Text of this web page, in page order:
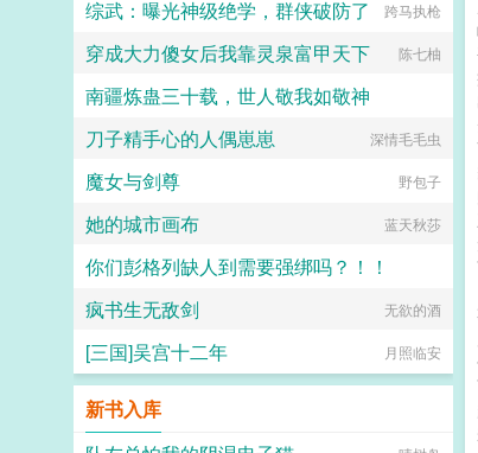
综武：曝光神级绝学，群侠破防了 跨马执枪
穿成大力傻女后我靠灵泉富甲天下 陈七柚
南疆炼蛊三十载，世人敬我如敬神
六十岁殿堂之姿
刀子精手心的人偶崽崽 深情毛毛虫
魔女与剑尊 野包子
她的城市画布 蓝天秋莎
你们彭格列缺人到需要强绑吗？！！
忍人型比格大将
疯书生无敌剑 无欲的酒
[三国]吴宫十二年 月照临安
新书入库